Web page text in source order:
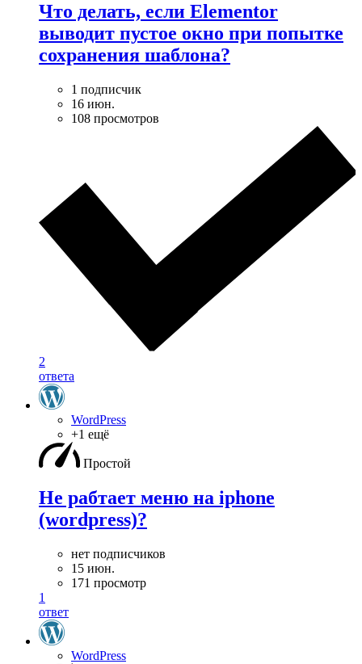
Что делать, если Elementor
выводит пустое окно при попытке
сохранения шаблона?
1 подписчик
16 июн.
108 просмотров
2
ответа
WordPress
+1 ещё
Простой
Не рабтает меню на iphone
(wordpress)?
нет подписчиков
15 июн.
171 просмотр
1
ответ
WordPress